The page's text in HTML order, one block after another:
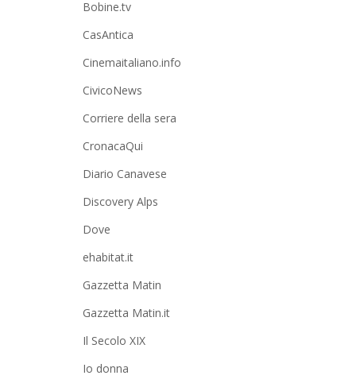
Bobine.tv
CasAntica
Cinemaitaliano.info
CivicoNews
Corriere della sera
CronacaQui
Diario Canavese
Discovery Alps
Dove
ehabitat.it
Gazzetta Matin
Gazzetta Matin.it
Il Secolo XIX
Io donna